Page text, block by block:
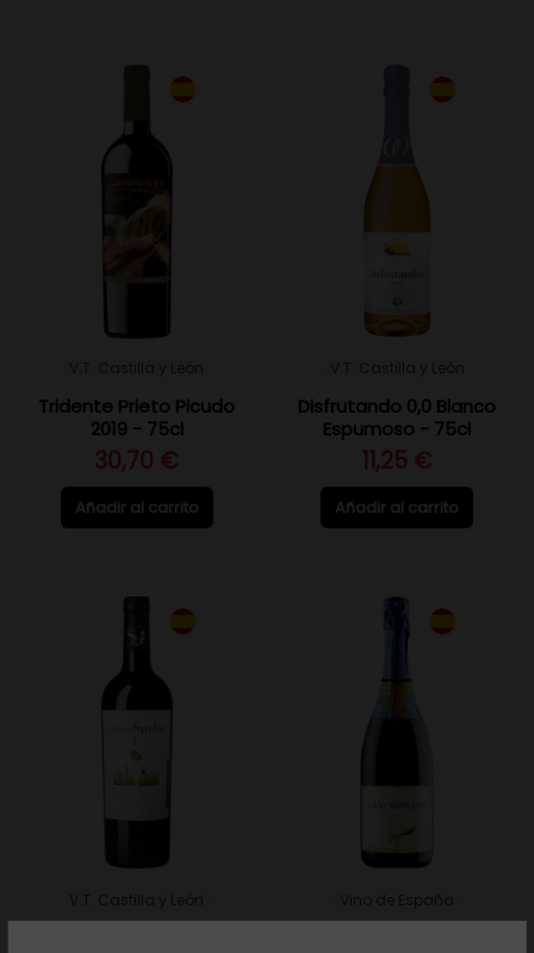
Tridente Prieto Picudo
2019 - 75cl
30,70 €
Añadir al carrito
Disfrutando 0,0 Blanco
Espumoso - 75cl
11,25 €
Añadir al carrito